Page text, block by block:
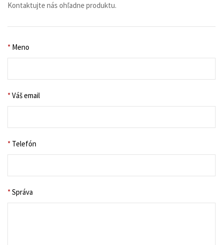
Kontaktujte nás ohľadne produktu.
* Meno
*Váš email
* Telefón
*Správa